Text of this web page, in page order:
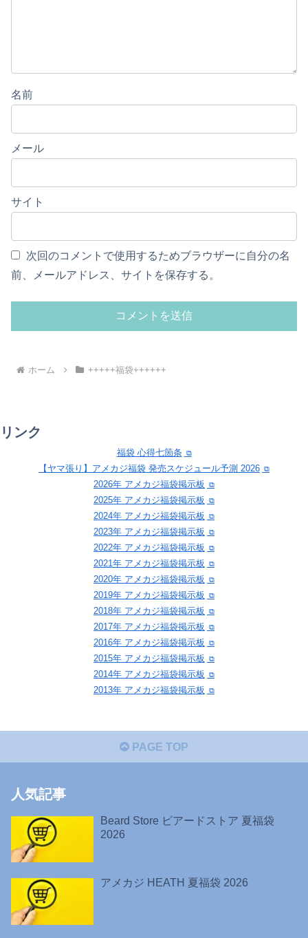
名前
メール
サイト
次回のコメントで使用するためブラウザーに自分の名
前、メールアドレス、サイトを保存する。
ホーム +++++福袋++++++
リンク
福袋 心得七箇条
【ヤマ張り】アメカジ福袋 発売スケジュール予測 2026
2026年 アメカジ福袋掲示板
2025年 アメカジ福袋掲示板
2024年 アメカジ福袋掲示板
2023年 アメカジ福袋掲示板
2022年 アメカジ福袋掲示板
2021年 アメカジ福袋掲示板
2020年 アメカジ福袋掲示板
2019年 アメカジ福袋掲示板
2018年 アメカジ福袋掲示板
2017年 アメカジ福袋掲示板
2016年 アメカジ福袋掲示板
2015年 アメカジ福袋掲示板
2014年 アメカジ福袋掲示板
2013年 アメカジ福袋掲示板
PAGE TOP
人気記事
Beard Store ビアードストア 夏福袋
2026
アメカジ HEATH 夏福袋 2026